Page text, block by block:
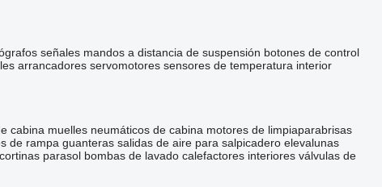
señales mandos a distancia de suspensión botones de control
arrancadores servomotores sensores de temperatura interior
cabina muelles neumáticos de cabina motores de limpiaparabrisas
de rampa guanteras salidas de aire para salpicadero elevalunas
cortinas parasol bombas de lavado calefactores interiores válvulas de